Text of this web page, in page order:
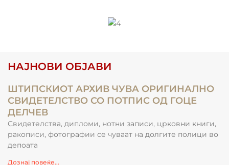
НАЈНОВИ ОБЈАВИ
ШТИПСКИОТ АРХИВ ЧУВА ОРИГИНАЛНО
СВИДЕТЕЛСТВО СО ПОТПИС ОД ГОЦЕ
ДЕЛЧЕВ
Свидетелства, дипломи, нотни записи, црковни книги,
ракописи, фотографии се чуваат на долгите полици во
депоата
Дознај повеќе...